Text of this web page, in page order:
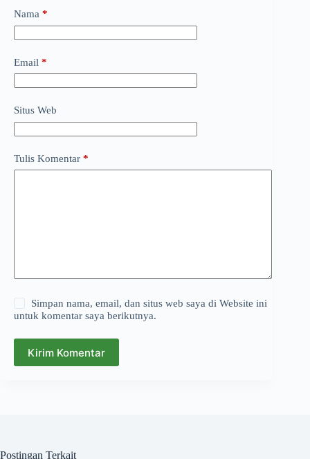
Nama *
Email *
Situs Web
Tulis Komentar *
Simpan nama, email, dan situs web saya di Website ini
untuk komentar saya berikutnya.
Kirim Komentar
Postingan Terkait